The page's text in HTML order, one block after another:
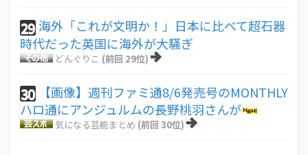
29 海外「これが文明か！」日本に比べて超石器
時代だった英国に海外が大騒ぎ
どんぐりこ (前回 29位)
30
【画像】週刊ファミ通8/6発売号のMONTHLY
ハロ通にアンジュルムの長野桃羽さんが
気になる芸能まとめ (前回 30位)